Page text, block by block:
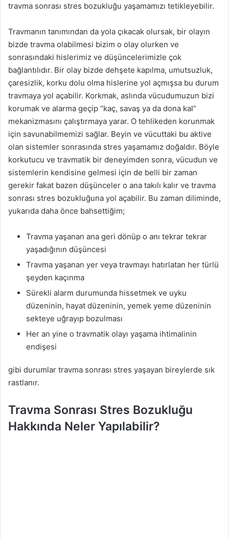
travma sonrası stres bozukluğu yaşamamızı tetikleyebilir.
Travmanın tanımından da yola çıkacak olursak, bir olayın
bizde travma olabilmesi bizim o olay olurken ve
sonrasındaki hislerimiz ve düşüncelerimizle çok
bağlantılıdır. Bir olay bizde dehşete kapılma, umutsuzluk,
çaresizlik, korku dolu olma hislerine yol açmışsa bu durum
travmaya yol açabilir. Korkmak, aslında vücudumuzun bizi
korumak ve alarma geçip “kaç, savaş ya da dona kal”
mekanizmasını çalıştırmaya yarar. O tehlikeden korunmak
için savunabilmemizi sağlar. Beyin ve vücuttaki bu aktive
olan sistemler sonrasında stres yaşamamız doğaldır. Böyle
korkutucu ve travmatik bir deneyimden sonra, vücudun ve
sistemlerin kendisine gelmesi için de belli bir zaman
gerekir fakat bazen düşünceler o ana takılı kalır ve travma
sonrası stres bozukluğuna yol açabilir. Bu zaman diliminde,
yukarıda daha önce bahsettiğim;
Travma yaşanan ana geri dönüp o anı tekrar tekrar
yaşadığının düşüncesi
Travma yaşanan yer veya travmayı hatırlatan her türlü
şeyden kaçınma
Sürekli alarm durumunda hissetmek ve uyku
düzeninin, hayat düzeninin, yemek yeme düzeninin
sekteye uğrayıp bozulması
Her an yine o travmatik olayı yaşama ihtimalinin
endişesi
gibi durumlar travma sonrası stres yaşayan bireylerde sık
rastlanır.
Travma Sonrası Stres Bozukluğu
Hakkında Neler Yapılabilir?